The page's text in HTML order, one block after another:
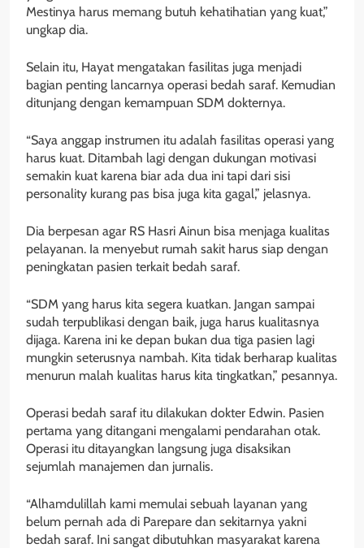
Mestinya harus memang butuh kehatihatian yang kuat,”
ungkap dia.
Selain itu, Hayat mengatakan fasilitas juga menjadi
bagian penting lancarnya operasi bedah saraf. Kemudian
ditunjang dengan kemampuan SDM dokternya.
“Saya anggap instrumen itu adalah fasilitas operasi yang
harus kuat. Ditambah lagi dengan dukungan motivasi
semakin kuat karena biar ada dua ini tapi dari sisi
personality kurang pas bisa juga kita gagal,” jelasnya.
Dia berpesan agar RS Hasri Ainun bisa menjaga kualitas
pelayanan. Ia menyebut rumah sakit harus siap dengan
peningkatan pasien terkait bedah saraf.
“SDM yang harus kita segera kuatkan. Jangan sampai
sudah terpublikasi dengan baik, juga harus kualitasnya
dijaga. Karena ini ke depan bukan dua tiga pasien lagi
mungkin seterusnya nambah. Kita tidak berharap kualitas
menurun malah kualitas harus kita tingkatkan,” pesannya.
Operasi bedah saraf itu dilakukan dokter Edwin. Pasien
pertama yang ditangani mengalami pendarahan otak.
Operasi itu ditayangkan langsung juga disaksikan
sejumlah manajemen dan jurnalis.
“Alhamdulillah kami memulai sebuah layanan yang
belum pernah ada di Parepare dan sekitarnya yakni
bedah saraf. Ini sangat dibutuhkan masyarakat karena